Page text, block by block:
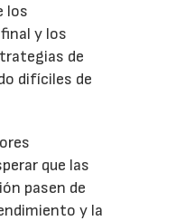
los
y los
de
difíciles de
que las
pasen de
y la